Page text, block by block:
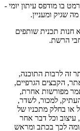
בו מודפס עיתון יומי -
שגיק ומעניין.
חנות תכנית שותפים
זה לרבות התוכנה,
הקבצים הגרפיים,
מפורשות אחרת,
למכור, לשדר,
או בחלק מתכניו של
עיצוב וכל דבר אחר
לכך בכתב ומראש